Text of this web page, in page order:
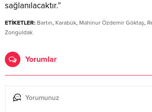
sağlanılacaktır.”
ETİKETLER: Bartın, Karabük, Mahinur Özdemir Göktaş,
Zonguldak
Yorumlar